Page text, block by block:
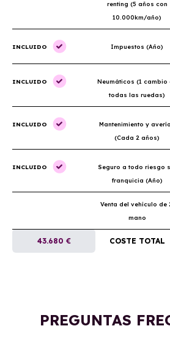
renting (5 años con
10.000km/año)
INCLUIDO Impuestos (Año)
INCLUIDO
Neumáticos (1 cambio
todas las ruedas)
INCLUIDO
Mantenimiento y
(Cada 2 años)
INCLUIDO
Seguro a todo riesgo
franquicia (Año)
Venta del vehículo de
mano
43.680 € COSTE TOTAL
PREGUNTAS